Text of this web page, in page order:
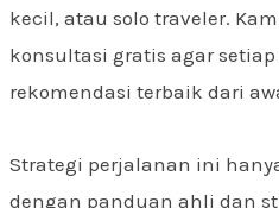
kecil, atau solo traveler.
konsultasi gratis agar
rekomendasi terbaik dari
Strategi perjalanan ini
dengan panduan ahli dan